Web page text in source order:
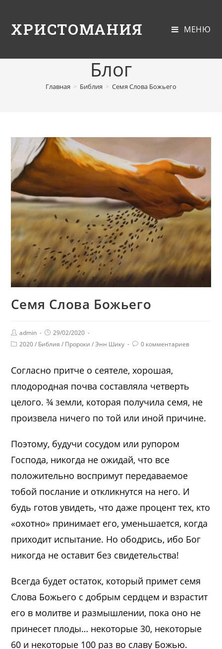
ХРИСТОМАНИЯ МЕНЮ
Блог
Главная > Библия > Семя Слова Божьего
Семя Слова Божьего
admin
29/02/2020
2020 / Библия / Пророки / Энн Шику 0 комментариев
Согласно притче о сеятеле, хорошая,
плодородная почва составляла четверть
целого. ¾ земли, которая получила семя, не
произвела ничего по той или иной причине.
Поэтому, будучи сосудом или рупором
Господа, никогда не ожидай, что все
положительно воспримут передаваемое
тобой послание и откликнутся на него. И
будь готов увидеть, что даже процент тех, кто
«охотно» принимает его, уменьшается, когда
приходит испытание. Но ободрись, ибо Бог
никогда не оставит без свидетельства!
Всегда будет остаток, который примет семя
Слова Божьего с добрым сердцем и взрастит
его в молитве и размышлении, пока оно не
принесет плоды… некоторые 30, некоторые
60 и некоторые 100 раз во славу Божью.